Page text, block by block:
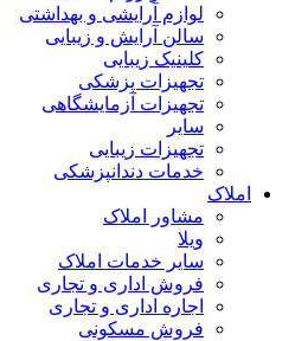
لوازم آرایشی و بهداشتی
سالن آرایش و زیبایی
کلینیک زیبایی
تجهیزات پزشکی
تجهیزات آزمایشگاهی
سایر
تجهیزات زیبایی
خدمات دندانپزشکی
املاک
مشاور املاک
ویلا
سایر خدمات املاک
فروش اداری و تجاری
اجاره اداری و تجاری
فروش مسکونی